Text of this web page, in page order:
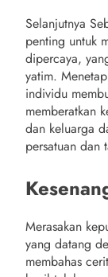
Selanjutnya
penting untuk
dipercaya,
yatim.
individu
memberatkan
dan keluarga
persatuan dan
Merasakan
yang datang
membahas